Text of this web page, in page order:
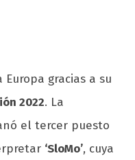
gracias a su
2022. La
el tercer puesto
‘SloMo’, cuya